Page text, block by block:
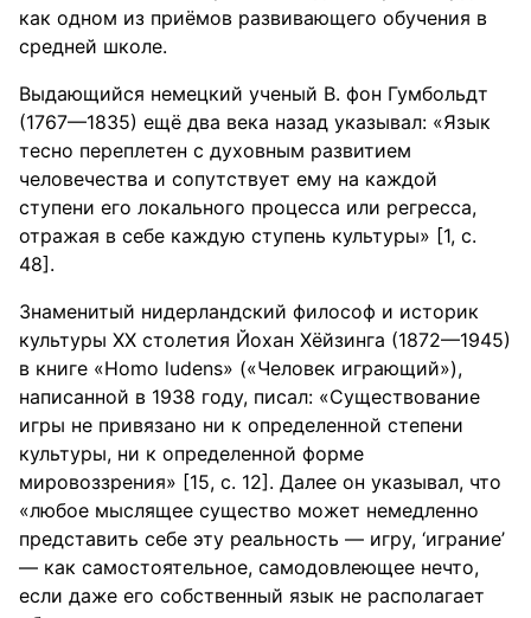
как одном из приёмов развивающего обучения в
средней школе.
Выдающийся немецкий ученый В. фон Гумбольдт
(1767—1835) ещё два века назад указывал: «Язык
тесно переплетен с духовным развитием
человечества и сопутствует ему на каждой
ступени его локального процесса или регресса,
отражая в себе каждую ступень культуры» [1, с.
48].
Знаменитый нидерландский философ и историк
культуры ХХ столетия Йохан Хёйзинга (1872—1945)
в книге «Homo ludens» («Человек играющий»),
написанной в 1938 году, писал: «Существование
игры не привязано ни к определенной степени
культуры, ни к определенной форме
мировоззрения» [15, с. 12]. Далее он указывал, что
«любое мыслящее существо может немедленно
представить себе эту реальность — игру, ‘играние’
— как самостоятельное, самодовлеющее нечто,
если даже его собственный язык не располагает